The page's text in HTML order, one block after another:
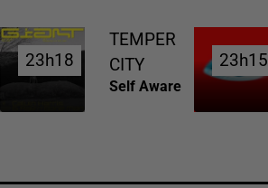
23h18
23h18
TEMPER
CITY
Self Aware
23h15
23h15